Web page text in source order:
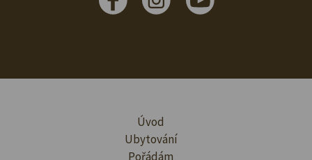
Úvod
Ubytování
Pořádám